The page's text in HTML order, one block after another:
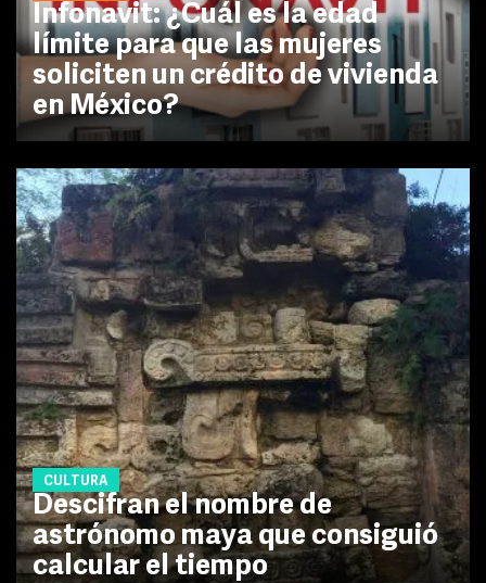
Infonavit: ¿Cuál es la edad
límite para que las mujeres
soliciten un crédito de vivienda
en México?
CULTURA
Descifran el nombre de
astrónomo maya que consiguió
calcular el tiempo